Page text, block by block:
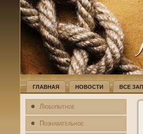
ГЛАВНАЯ НОВОСТИ ВСЕ
Любопытное
Познавательное